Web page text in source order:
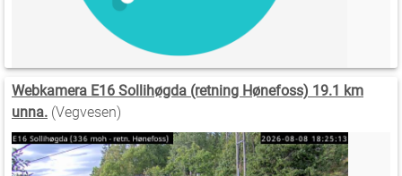
Webkamera E16 Sollihøgda (retning Hønefoss) 19.1 km
unna. (Vegvesen)